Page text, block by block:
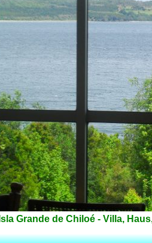
Isla Grande de Chiloé - Villa,